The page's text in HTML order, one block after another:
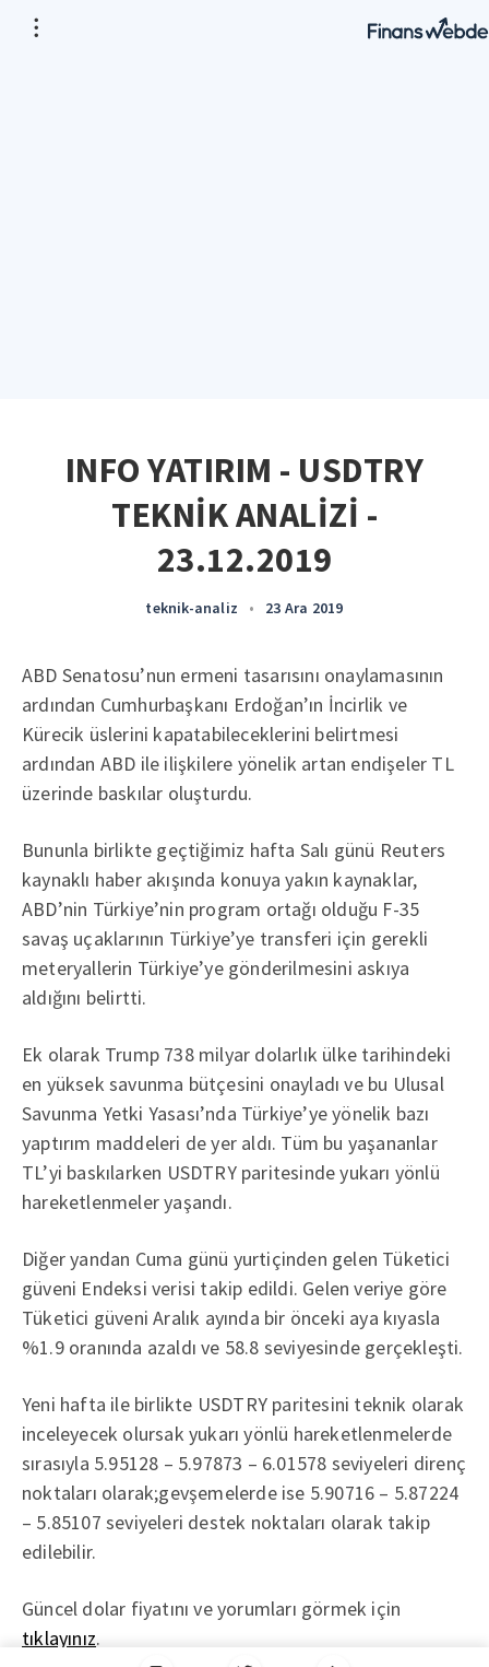
INFO YATIRIM - USDTRY
TEKNİK ANALİZİ -
23.12.2019
teknik-analiz • 23 Ara 2019
ABD Senatosu’nun ermeni tasarısını onaylamasının
ardından Cumhurbaşkanı Erdoğan’ın İncirlik ve
Kürecik üslerini kapatabileceklerini belirtmesi
ardından ABD ile ilişkilere yönelik artan endişeler TL
üzerinde baskılar oluşturdu.
Bununla birlikte geçtiğimiz hafta Salı günü Reuters
kaynaklı haber akışında konuya yakın kaynaklar,
ABD’nin Türkiye’nin program ortağı olduğu F-35
savaş uçaklarının Türkiye’ye transferi için gerekli
meteryallerin Türkiye’ye gönderilmesini askıya
aldığını belirtti.
Ek olarak Trump 738 milyar dolarlık ülke tarihindeki
en yüksek savunma bütçesini onayladı ve bu Ulusal
Savunma Yetki Yasası’nda Türkiye’ye yönelik bazı
yaptırım maddeleri de yer aldı. Tüm bu yaşananlar
TL’yi baskılarken USDTRY paritesinde yukarı yönlü
hareketlenmeler yaşandı.
Diğer yandan Cuma günü yurtiçinden gelen Tüketici
güveni Endeksi verisi takip edildi. Gelen veriye göre
Tüketici güveni Aralık ayında bir önceki aya kıyasla
%1.9 oranında azaldı ve 58.8 seviyesinde gerçekleşti.
Yeni hafta ile birlikte USDTRY paritesini teknik olarak
inceleyecek olursak yukarı yönlü hareketlenmelerde
sırasıyla 5.95128 – 5.97873 – 6.01578 seviyeleri direnç
noktaları olarak;gevşemelerde ise 5.90716 – 5.87224
– 5.85107 seviyeleri destek noktaları olarak takip
edilebilir.
Güncel dolar fiyatını ve yorumları görmek için
tıklayınız.